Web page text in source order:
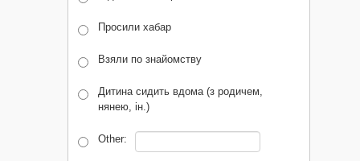
Просили хабар
Взяли по знайомству
Дитина сидить вдома (з родичем,
нянею, ін.)
Other: